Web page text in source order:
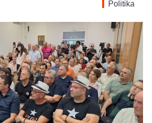
Politika